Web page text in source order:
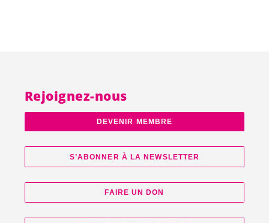
Rejoignez-nous
DEVENIR MEMBRE
S’ABONNER À LA NEWSLETTER
FAIRE UN DON